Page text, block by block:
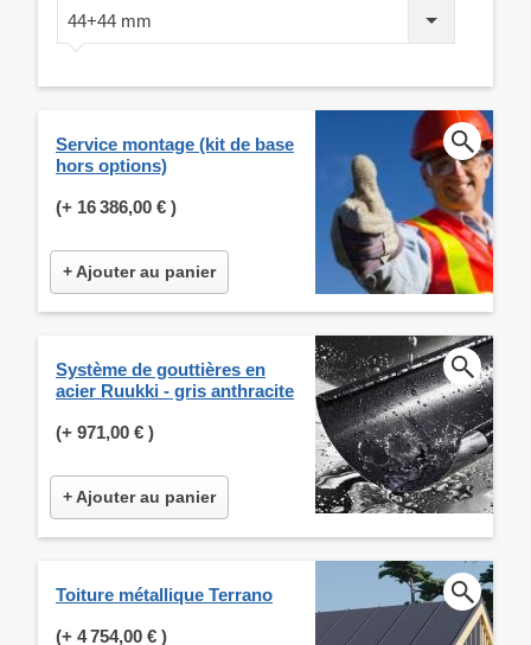
44+44 mm
Service montage (kit de base
hors options)
(+ 16 386,00 € )
+ Ajouter au panier
Système de gouttières en
acier Ruukki - gris anthracite
(+ 971,00 € )
+ Ajouter au panier
Toiture métallique Terrano
(+ 4 754,00 € )